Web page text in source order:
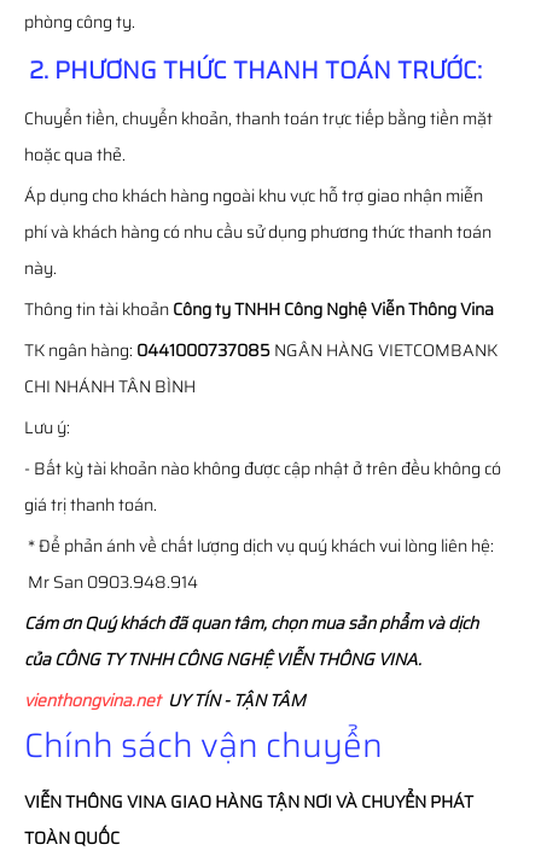
phòng công ty.
2. PHƯƠNG THỨC THANH TOÁN TRƯỚC:
Chuyển tiền, chuyển khoản, thanh toán trực tiếp bằng tiền mặt
hoặc qua thẻ.
Áp dụng cho khách hàng ngoài khu vực hỗ trợ giao nhận miễn
phí và khách hàng có nhu cầu sử dụng phương thức thanh toán
này.
Thông tin tài khoảnCông ty TNHH Công Nghệ Viễn Thông Vina
TK ngân hàng: 0441000737085NGÂN HÀNG VIETCOMBANK
CHI NHÁNH TÂN BÌNH
Lưu ý:
- Bất kỳ tài khoản nào không được cập nhật ở trên đều không có
giá trị thanh toán.
* Để phản ánh về chất lượng dịch vụ quý khách vui lòng liên hệ:
Mr San 0903.948.914
Cám ơn Quý khách đã quan tâm, chọn mua sản phẩm và dịch
của CÔNG TY TNHH CÔNG NGHỆ VIỄN THÔNG VINA.
vienthongvina.netUY TÍN - TẬN TÂM
Chính sách vận chuyển
VIỄN THÔNGVINAGIAO HÀNG TẬN NƠI VÀ CHUYỂN PHÁT
TOÀN QUỐC